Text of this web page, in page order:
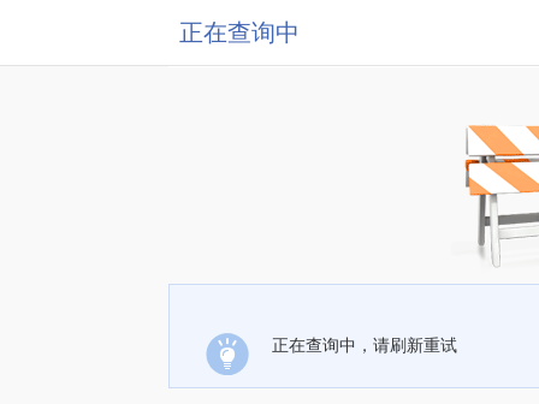
正在查询中
正在查询中，请刷新重试